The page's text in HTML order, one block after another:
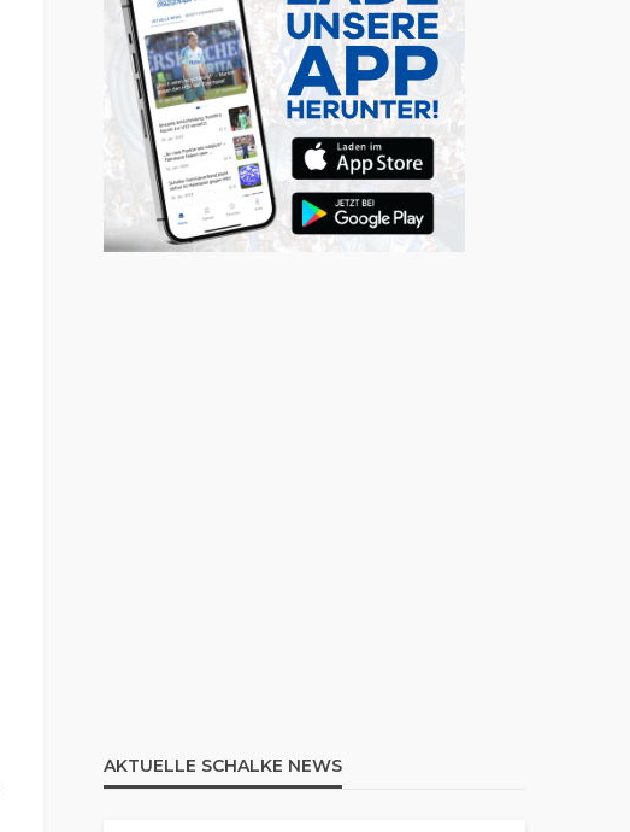
AKTUELLE SCHALKE NEWS